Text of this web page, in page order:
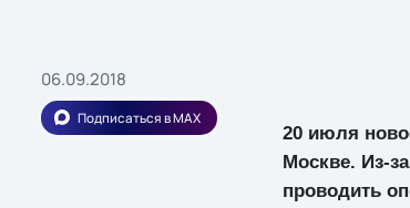
06.09.2018
Подписаться в MAX
20 июля
Москве. Из-
проводить